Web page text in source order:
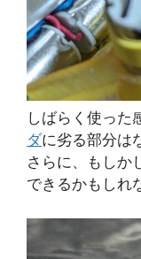
しばらく使った
ダに劣る部分は
さらに、もしか
できるかもしれ